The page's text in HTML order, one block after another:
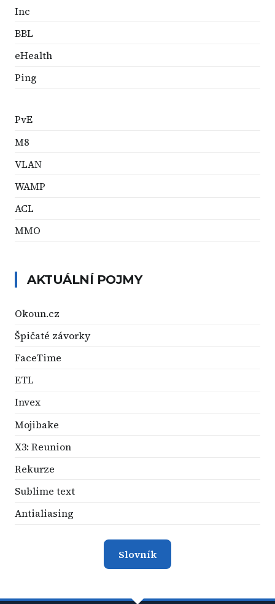
Inc
BBL
eHealth
Ping
PvE
M8
VLAN
WAMP
ACL
MMO
AKTUÁLNÍ POJMY
Okoun.cz
Špičaté závorky
FaceTime
ETL
Invex
Mojibake
X3: Reunion
Rekurze
Sublime text
Antialiasing
Slovník